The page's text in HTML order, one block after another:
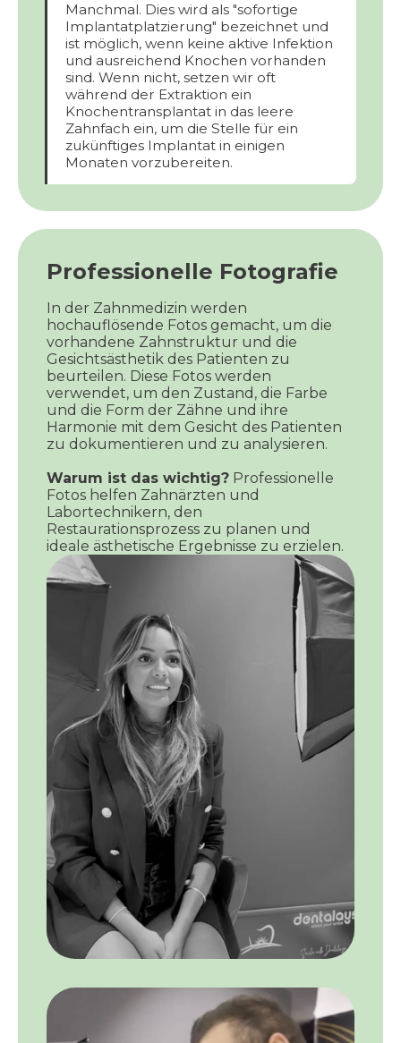
Manchmal. Dies wird als "sofortige
Implantatplatzierung" bezeichnet und
ist möglich, wenn keine aktive Infektion
und ausreichend Knochen vorhanden
sind. Wenn nicht, setzen wir oft
während der Extraktion ein
Knochentransplantat in das leere
Zahnfach ein, um die Stelle für ein
zukünftiges Implantat in einigen
Monaten vorzubereiten.
Professionelle Fotografie
In der Zahnmedizin werden
hochauflösende Fotos gemacht, um die
vorhandene Zahnstruktur und die
Gesichtsästhetik des Patienten zu
beurteilen. Diese Fotos werden
verwendet, um den Zustand, die Farbe
und die Form der Zähne und ihre
Harmonie mit dem Gesicht des Patienten
zu dokumentieren und zu analysieren.
Warum ist das wichtig? Professionelle
Fotos helfen Zahnärzten und
Labortechnikern, den
Restaurationsprozess zu planen und
ideale ästhetische Ergebnisse zu erzielen.